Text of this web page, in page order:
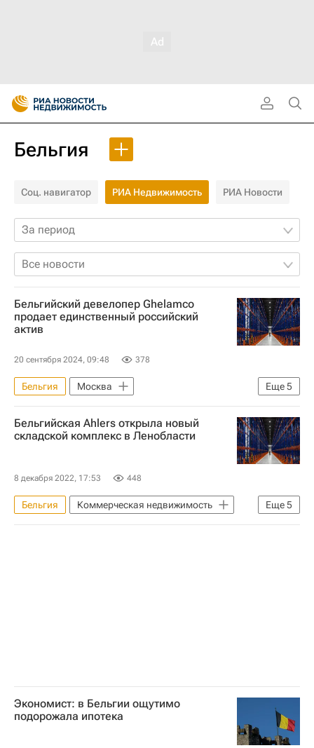
Бельгия
Соц. навигатор РИА Недвижимость РИА Новости
За период
Все новости
Бельгийский девелопер Ghelamco
продает единственный российский
актив
20 сентября 2024, 09:48 378
Еще5
Бельгия
Москва
Коммерческая недвижимость
Россия
Vesper
Домодедово (аэропорт)
Бельгийская Ahlers открыла новый
складской комплекс в Ленобласти
8 декабря 2022, 17:53 448
Еще5
Бельгия
Коммерческая недвижимость
Санкт-Петербург
Экономист: в Бельгии ощутимо
подорожала ипотека